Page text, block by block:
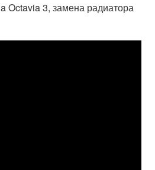
Octavia 3, замена радиатора